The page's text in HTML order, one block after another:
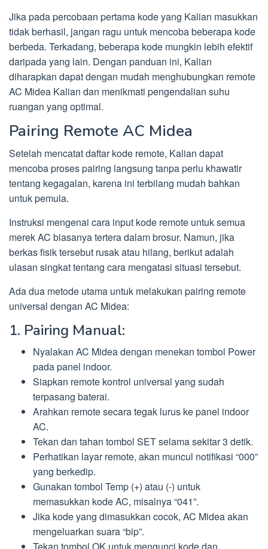
Jika pada percobaan pertama kode yang Kalian masukkan
tidak berhasil, jangan ragu untuk mencoba beberapa kode
berbeda. Terkadang, beberapa kode mungkin lebih efektif
daripada yang lain. Dengan panduan ini, Kalian
diharapkan dapat dengan mudah menghubungkan remote
AC Midea Kalian dan menikmati pengendalian suhu
ruangan yang optimal.
Pairing Remote AC Midea
Setelah mencatat daftar kode remote, Kalian dapat
mencoba proses pairing langsung tanpa perlu khawatir
tentang kegagalan, karena ini terbilang mudah bahkan
untuk pemula.
Instruksi mengenai cara input kode remote untuk semua
merek AC biasanya tertera dalam brosur. Namun, jika
berkas fisik tersebut rusak atau hilang, berikut adalah
ulasan singkat tentang cara mengatasi situasi tersebut.
Ada dua metode utama untuk melakukan pairing remote
universal dengan AC Midea:
1. Pairing Manual:
Nyalakan AC Midea dengan menekan tombol Power
pada panel indoor.
Siapkan remote kontrol universal yang sudah
terpasang baterai.
Arahkan remote secara tegak lurus ke panel indoor
AC.
Tekan dan tahan tombol SET selama sekitar 3 detik.
Perhatikan layar remote, akan muncul notifikasi “000”
yang berkedip.
Gunakan tombol Temp (+) atau (-) untuk
memasukkan kode AC, misalnya “041”.
Jika kode yang dimasukkan cocok, AC Midea akan
mengeluarkan suara “bip”.
Tekan tombol OK untuk mengunci kode dan